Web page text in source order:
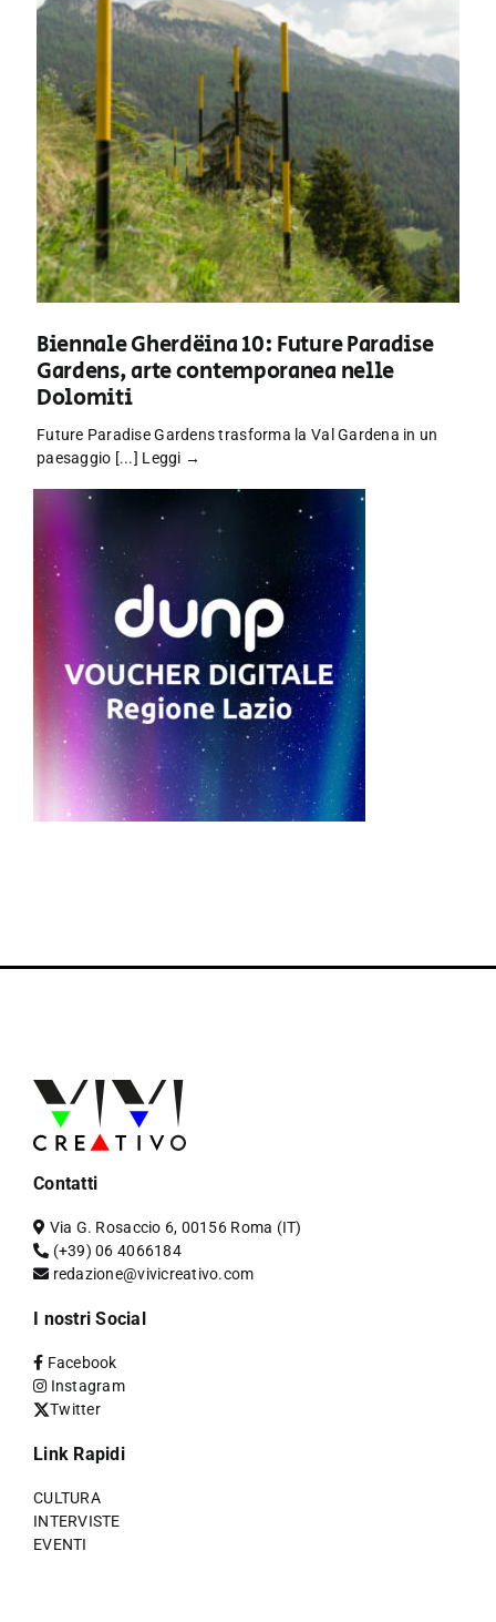
Biennale Gherdëina 10: Future Paradise
Gardens, arte contemporanea nelle
Dolomiti
Future Paradise Gardens trasforma la Val Gardena in un
paesaggio [...] Leggi →
Contatti
Via G. Rosaccio 6, 00156 Roma (IT)
(+39) 06 4066184
redazione@vivicreativo.com
I nostri Social
Facebook
Instagram
Twitter
Link Rapidi
CULTURA
INTERVISTE
EVENTI